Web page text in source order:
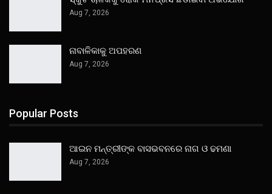
Aug 7, 2026
ନାବାଳିକାକୁ ଅପହରଣ
Aug 7, 2026
Popular Posts
ଆଇନ ମନ୍ତ୍ରୀଙ୍କ ବାସଭବନରେ ନାଗ ଓ ଢମଣା
Aug 7, 2026